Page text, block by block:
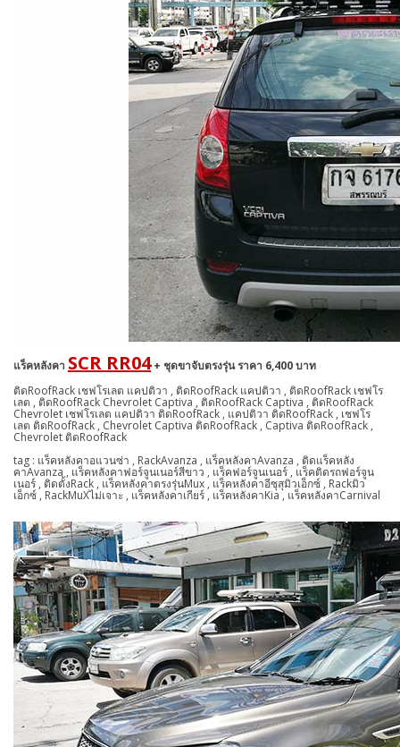
แร็คหลังคา SCR RR04+ ชุดขาจับตรงรุ่น ราคา 6,400 บาท
ติดRoofRack เชฟโรเลต แคปติวา , ติดRoofRack แคปติวา , ติดRoofRack เชฟโร
เลต , ติดRoofRack Chevrolet Captiva , ติดRoofRack Captiva , ติดRoofRack
Chevrolet เชฟโรเลต แคปติวา ติดRoofRack , แคปติวา ติดRoofRack , เชฟโร
เลต ติดRoofRack , Chevrolet Captiva ติดRoofRack , Captiva ติดRoofRack ,
Chevrolet ติดRoofRack
tag : แร็คหลังคาอแวนซ่า , RackAvanza , แร็คหลังคาAvanza , ติดแร็คหลัง
คาAvanza , แร็คหลังคาฟอร์จูนเนอร์สีขาว , แร็คฟอร์จูนเนอร์ , แร็คติดรถฟอร์จูน
เนอร์ , ติดตั้งRack , แร็คหลังคาตรงรุ่นMux , แร็คหลังคาอีซุสุมิวเอ็กซ์ , Rackมิว
เอ็กซ์ , RackMuXไม่เจาะ , แร็คหลังคาเกียร์ , แร็คหลังคาKia , แร็คหลังคาCarnival